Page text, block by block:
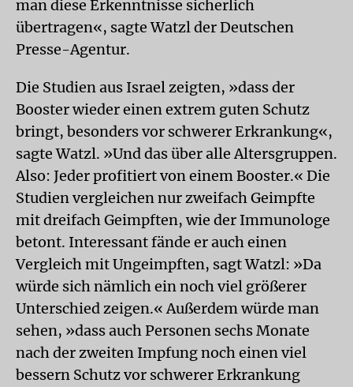
man diese Erkenntnisse sicherlich
übertragen«, sagte Watzl der Deutschen
Presse-Agentur.
Die Studien aus Israel zeigten, »dass der
Booster wieder einen extrem guten Schutz
bringt, besonders vor schwerer Erkrankung«,
sagte Watzl. »Und das über alle Altersgruppen.
Also: Jeder profitiert von einem Booster.« Die
Studien vergleichen nur zweifach Geimpfte
mit dreifach Geimpften, wie der Immunologe
betont. Interessant fände er auch einen
Vergleich mit Ungeimpften, sagt Watzl: »Da
würde sich nämlich ein noch viel größerer
Unterschied zeigen.« Außerdem würde man
sehen, »dass auch Personen sechs Monate
nach der zweiten Impfung noch einen viel
bessern Schutz vor schwerer Erkrankung